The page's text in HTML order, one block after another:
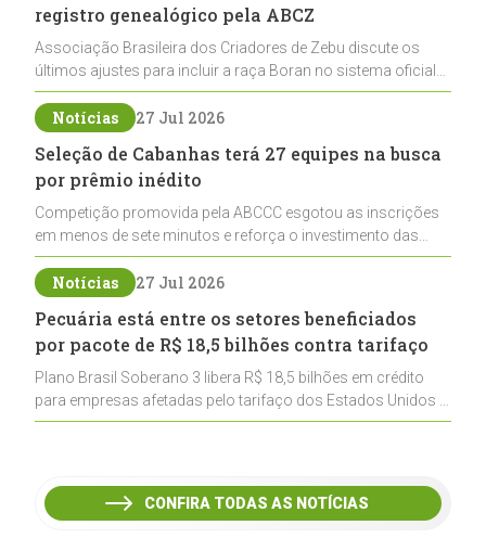
registro genealógico pela ABCZ
Associação Brasileira dos Criadores de Zebu discute os
últimos ajustes para incluir a raça Boran no sistema oficial
de registros, abrindo caminho para sua expansão na
pecuária nacional
Notícias 27 Jul 2026
Seleção de Cabanhas terá 27 equipes na busca
por prêmio inédito
Competição promovida pela ABCCC esgotou as inscrições
em menos de sete minutos e reforça o investimento das
cabanhas na seleção genética de Cavalos Crioulos voltados
ao laço
Notícias 27 Jul 2026
Pecuária está entre os setores beneficiados
por pacote de R$ 18,5 bilhões contra tarifaço
Plano Brasil Soberano 3 libera R$ 18,5 bilhões em crédito
para empresas afetadas pelo tarifaço dos Estados Unidos e
inclui a pecuária entre os setores estratégicos
CONFIRA TODAS AS NOTÍCIAS